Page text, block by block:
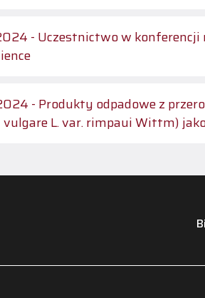
- Uczestnictwo w
- Produkty odpadowe z
vulgare L. var. rimpaui Wittm)